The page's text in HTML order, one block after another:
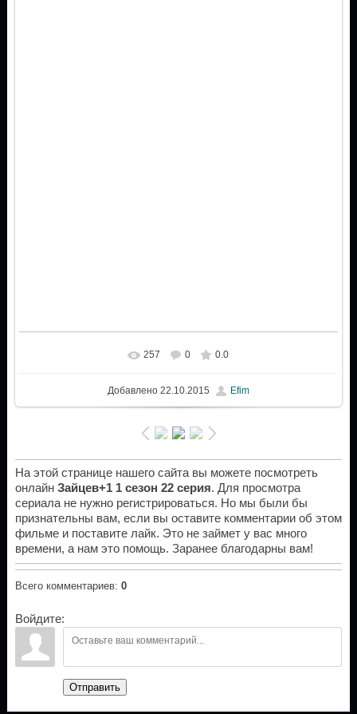
257 0 0.0
Добавлено22.10.2015 Efim
На этой странице нашего сайта вы можете посмотреть
онлайн Зайцев+1 1 сезон 22 серия. Для просмотра
сериала не нужно регистрироваться. Но мы были бы
признательны вам, если вы оставите комментарии об этом
фильме и поставите лайк. Это не займет у вас много
времени, а нам это помощь. Заранее благодарны вам!
Всего комментариев: 0
Войдите:
Отправить